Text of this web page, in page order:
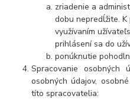
zriadenie a
dobu nepredĺžite.
využívaním
prihlásení sa do
ponúknutie
Spracovanie osobných
osobných údajov,
títo spracovatelia: